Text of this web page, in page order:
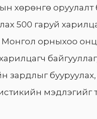
хөрөнгө
500 гаруй
орныхоо
зардлыг
мэдлэгийг